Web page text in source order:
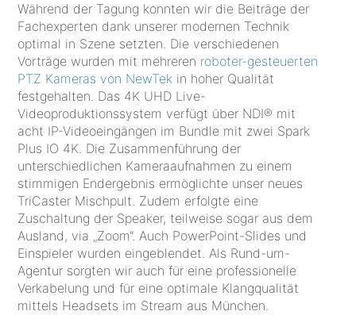
Während der Tagung konnten wir die Beiträge der
Fachexperten dank unserer modernen Technik
optimal in Szene setzten. Die verschiedenen
Vorträge wurden mit mehreren roboter-gesteuerten
PTZ Kameras von NewTek in hoher Qualität
festgehalten. Das 4K UHD Live-
Videoproduktionssystem verfügt über NDI® mit
acht IP-Videoeingängen im Bundle mit zwei Spark
Plus IO 4K. Die Zusammenführung der
unterschiedlichen Kameraaufnahmen zu einem
stimmigen Endergebnis ermöglichte unser neues
TriCaster Mischpult. Zudem erfolgte eine
Zuschaltung der Speaker, teilweise sogar aus dem
Ausland, via „Zoom“. Auch PowerPoint-Slides und
Einspieler wurden eingeblendet. Als Rund-um-
Agentur sorgten wir auch für eine professionelle
Verkabelung und für eine optimale Klangqualität
mittels Headsets im Stream aus München.